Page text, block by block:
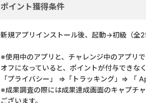
ポイント獲得条件
新規アプリインストール後、起動→初級（全
※使用中のアプリと、チャレンジ中のアプリ
オフになっていると、ポイントが付与できな
「プライバシー」 ⇒「トラッキング」⇒ 「
※成果調査の際には成果達成画面のキャプチ
ございます。